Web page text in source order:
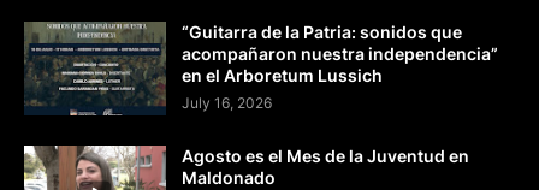
“Guitarra de la Patria: sonidos que
acompañaron nuestra independencia”
en el Arboretum Lussich
July 16, 2026
Agosto es el Mes de la Juventud en
Maldonado